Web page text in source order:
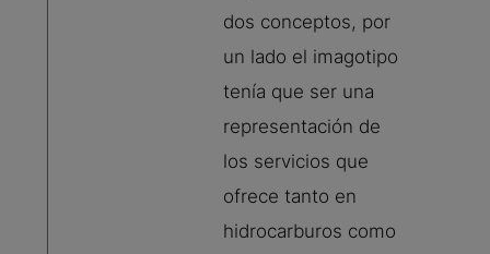
dos conceptos, por
un lado el imagotipo
tenía que ser una
representación de
los servicios que
ofrece tanto en
hidrocarburos como